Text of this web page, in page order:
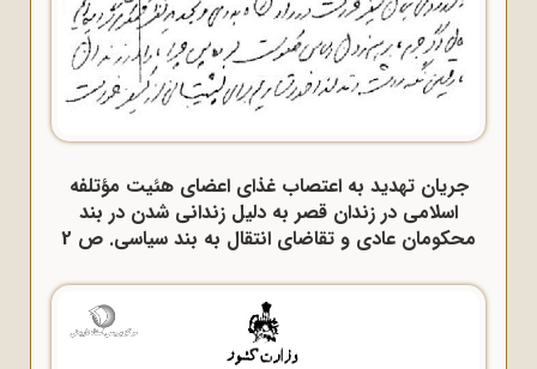
جریان تهدید به اعتصاب غذای اعضای هئیت مؤتلفه
اسلامی در زندان قصر به دلیل زندانی شدن در بند
محکومان عادی و تقاضای انتقال به بند سیاسی. ص 2